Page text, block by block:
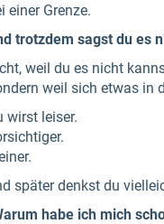
einer Grenze.
trotzdem sagst du es
weil du es nicht
weil sich etwas in
wirst leiser.
später denkst du
habe ich mich